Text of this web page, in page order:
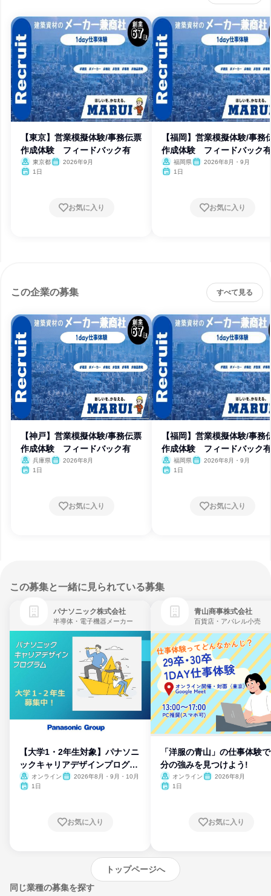
【東京】営業模擬体験/事務伝票
作成体験 フィードバック有
東京都
2026年9月
1日
お気に入り
【福岡】営業模擬体験/事務
作成体験 フィードバック有
福岡県
2026年8月・9月
1日
お気に入り
この企業の募集 すべて見る
【神戸】営業模擬体験/事務伝票
作成体験 フィードバック有
兵庫県
2026年8月
1日
お気に入り
【福岡】営業模擬体験/事務
作成体験 フィードバック有
福岡県
2026年8月・9月
1日
お気に入り
この募集と一緒に見られている募集
パナソニック株式会社
半導体・電子機器メーカー
【大学1・2年生対象】パナソニ
ックキャリアデザインプログラ
ム
オンライン
2026年8月・9月・10月
1日
お気に入り
青山商事株式会社
百貨店・アパレル小売
「洋服の青山」の仕事体験
分の強みを見つけよう!
オンライン
2026年8月
1日
お気に入り
トップページへ
同じ業種の募集を探す